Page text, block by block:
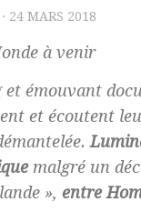
· 24 MARS 2018
à venir
et émouvant
et écoutent
malgré un
», entre